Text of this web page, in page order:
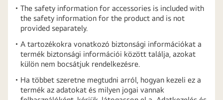
The safety information for accessories is included with
the safety information for the product and is not
provided separately.
A tartozékokra vonatkozó biztonsági információkat a
termék biztonsági információi között találja, azokat
külön nem bocsátjuk rendelkezésre.
Ha többet szeretne megtudni arról, hogyan kezeli ez a
termék az adatokat és milyen jogai vannak